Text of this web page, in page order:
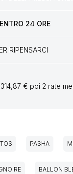
ENTRO 24 ORE
RIPENSARCI
€ poi 2 rate
PASHA
BALLON